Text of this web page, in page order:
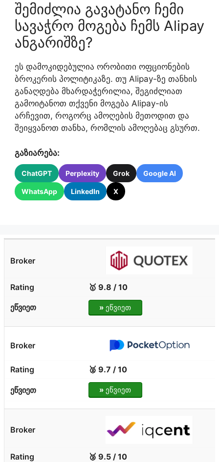
შემიძლია გავატანო ჩემი
სავაჭრო მოგება ჩემს Alipay
ანგარიშზე?
ეს დამოკიდებულია ორობითი ოფციონების
ბროკერის პოლიტიკაზე. თუ Alipay-ზე თანხის
განაღდება მხარდაჭერილია, შეგიძლიათ
გამოიტანოთ თქვენი მოგება Alipay-ის
არჩევით, როგორც ამოღების მეთოდით და
შეიყვანოთ თანხა, რომლის ამოღებაც გსურთ.
გაზიარება:
ChatGPT Perplexity Grok Google AI
WhatsApp LinkedIn X
🥇 9.8 / 10
» ეწვიეთ
🥈 9.7 / 10
» ეწვიეთ
🥉 9.5 / 10